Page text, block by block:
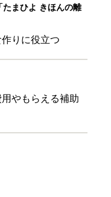
まひよ きほんの離
りに役立つ
やもらえる補助